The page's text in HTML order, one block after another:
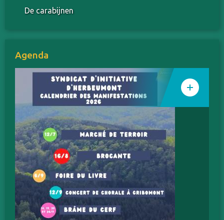
De carabijnen
Agenda